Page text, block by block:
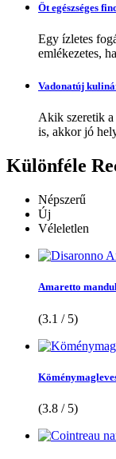
Öt egészséges
Egy ízletes
emlékezetes,
Vadonatúj
Akik szeretik a
is, akkor jó
Különféle
Népszerű
Új
Véleletlen
Amaretto
(3.1 / 5)
(3.8 / 5)